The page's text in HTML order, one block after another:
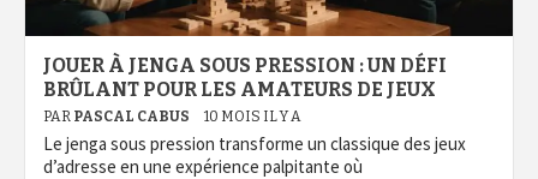
JOUER À JENGA SOUS PRESSION : UN DÉFI
BRÛLANT POUR LES AMATEURS DE JEUX
PAR PASCAL CABUS 10 MOIS IL Y A
Le jenga sous pression transforme un classique des jeux
d’adresse en une expérience palpitante où